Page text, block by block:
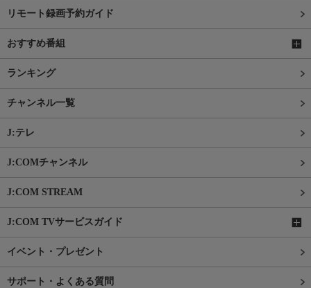
リモート録画予約ガイド
おすすめ番組
ランキング
チャンネル一覧
J:テレ
J:COMチャンネル
J:COM STREAM
J:COM TVサービスガイド
イベント・プレゼント
サポート・よくある質問